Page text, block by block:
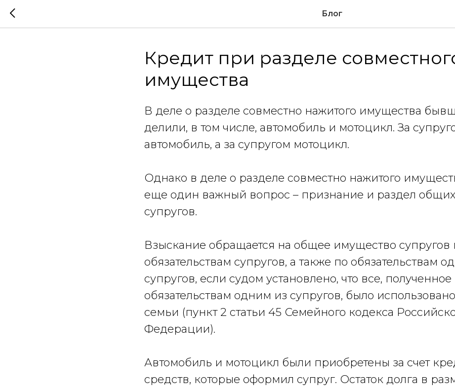
Блог
Кредит при разделе
имущества
В деле о разделе совместно нажитого имущества
делили, в том числе, автомобиль и мотоцикл. За
автомобиль, а за супругом мотоцикл.
Однако в деле о разделе совместно нажитого
еще один важный вопрос – признание и раздел общих
супругов.
Взыскание обращается на общее имущество
обязательствам супругов, а также по обязательствам
супругов, если судом установлено, что все, полученное
обязательствам одним из супругов, было
семьи (пункт 2 статьи 45 Семейного кодекса
Федерации).
Автомобиль и мотоцикл были приобретены за счет
средств, которые оформил супруг. Остаток долга в